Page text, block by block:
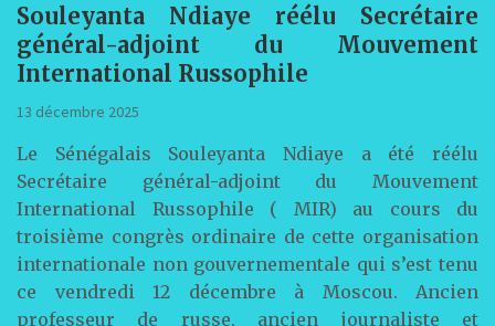
Souleyanta Ndiaye réélu Secrétaire
général-adjoint du Mouvement
International Russophile
13 décembre 2025
Le Sénégalais Souleyanta Ndiaye a été réélu
Secrétaire général-adjoint du Mouvement
International Russophile ( MIR) au cours du
troisième congrès ordinaire de cette organisation
internationale non gouvernementale qui s’est tenu
ce vendredi 12 décembre à Moscou. Ancien
professeur de russe, ancien journaliste et